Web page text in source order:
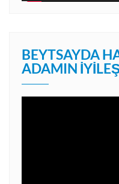
BEYTSAYDA
ADAMIN